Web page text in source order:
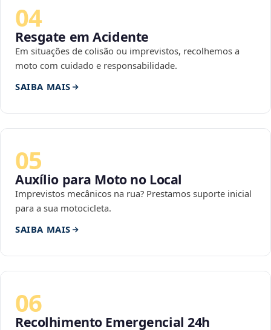
04
Resgate em Acidente
Em situações de colisão ou imprevistos, recolhemos a
moto com cuidado e responsabilidade.
SAIBA MAIS
05
Auxílio para Moto no Local
Imprevistos mecânicos na rua? Prestamos suporte inicial
para a sua motocicleta.
SAIBA MAIS
06
Recolhimento Emergencial 24h